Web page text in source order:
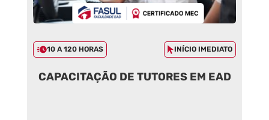
10 A 120 HORAS INÍCIO IMEDIATO
CAPACITAÇÃO DE TUTORES EM EAD